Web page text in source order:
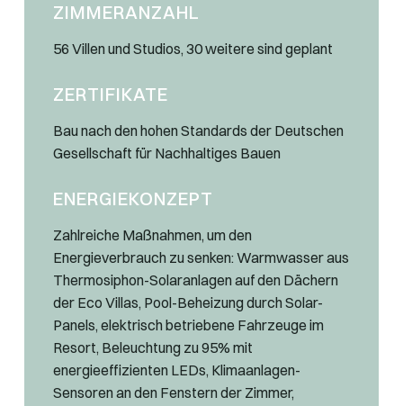
ZIMMERANZAHL
56 Villen und Studios, 30 weitere sind geplant
ZERTIFIKATE
Bau nach den hohen Standards der Deutschen
Gesellschaft für Nachhaltiges Bauen
ENERGIEKONZEPT
Zahlreiche Maßnahmen, um den
Energieverbrauch zu senken: Warmwasser aus
Thermosiphon-Solaranlagen auf den Dächern
der Eco Villas, Pool-Beheizung durch Solar-
Panels, elektrisch betriebene Fahrzeuge im
Resort, Beleuchtung zu 95% mit
energieeffizienten LEDs, Klimaanlagen-
Sensoren an den Fenstern der Zimmer,